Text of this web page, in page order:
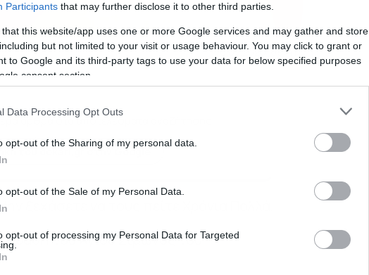
Participants that may further disclose it to other third parties.
that this website/app uses one or more Google services and may gather and store
but not limited to your visit or usage behaviour. You may click to grant or
to Google and its third-party tags to use your data for below specified purposes
consent section.
Data Processing Opt Outs
opt-out of the Sharing of my personal data.
opt-out of the Sale of my Personal Data.
opt-out of processing my Personal Data for Targeted
10.05.2026-09:41
άρθρα στα αποτελέσματα αναζήτησης
του dokari.gr στην Google
ξεχάσετε να τους πείτε Χρόνια Πολλά,
δράση του Αγίου Σίμωνος του